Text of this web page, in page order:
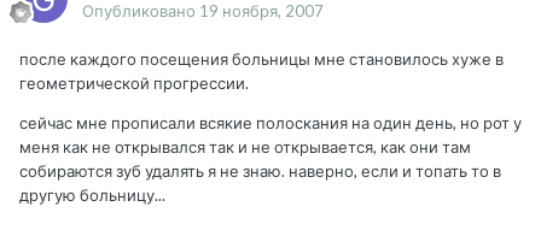
Опубликовано 19 ноября, 2007
после каждого посещения больницы мне становилось хуже в
геометрической прогрессии.
сейчас мне прописали всякие полоскания на один день, но рот у
меня как не открывался так и не открывается, как они там
собираются зуб удалять я не знаю. наверно, если и топать то в
другую больницу...